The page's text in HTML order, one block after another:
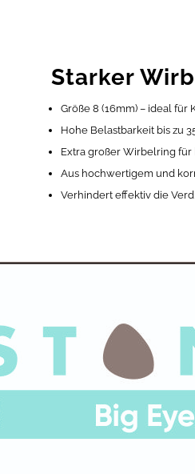
Starker
Größe 8 (16mm) – ideal
Hohe Belastbarkeit bis zu
Extra großer Wirbelring
Aus hochwertigem und
Verhindert effektiv die